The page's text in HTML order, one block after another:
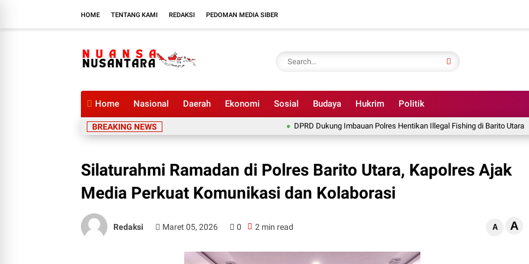
HOME TENTANG KAMI REDAKSI PEDOMAN MEDIA SIBER
Home Nasional Daerah Ekonomi Sosial Budaya Hukrim Politik
BREAKING NEWS DPRD Dukung Imbauan Polres Hentikan Illegal Fishing di Barito Utara
Silaturahmi Ramadan di Polres Barito Utara, Kapolres Ajak
Media Perkuat Komunikasi dan Kolaborasi
Redaksi Maret 05, 2026 0 2 min read A A